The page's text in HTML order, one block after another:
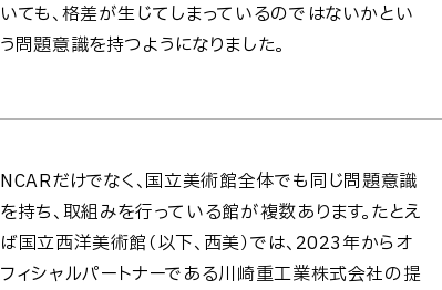
いても、格差が生じてしまっているのではないかとい
う問題意識を持つようになりました。
NCARだけでなく、国立美術館全体でも同じ問題意識
を持ち、取組みを行っている館が複数あります。たとえ
ば国立西洋美術館（以下、西美）では、2023年からオ
フィシャルパートナーである川崎重工業株式会社の提